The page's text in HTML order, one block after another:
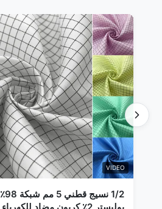
VIDEO
1/2 نسيج قطني 5 مم شبكة 98٪